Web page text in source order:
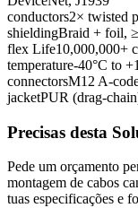
conductors2× twisted
shieldingBraid + foil,
flex Life10,000,000+
temperature-40°C to
connectorsM12 A-
jacketPUR (drag-
Precisas desta
Pede um orçamento
montagem de cabos
tuas especificações e